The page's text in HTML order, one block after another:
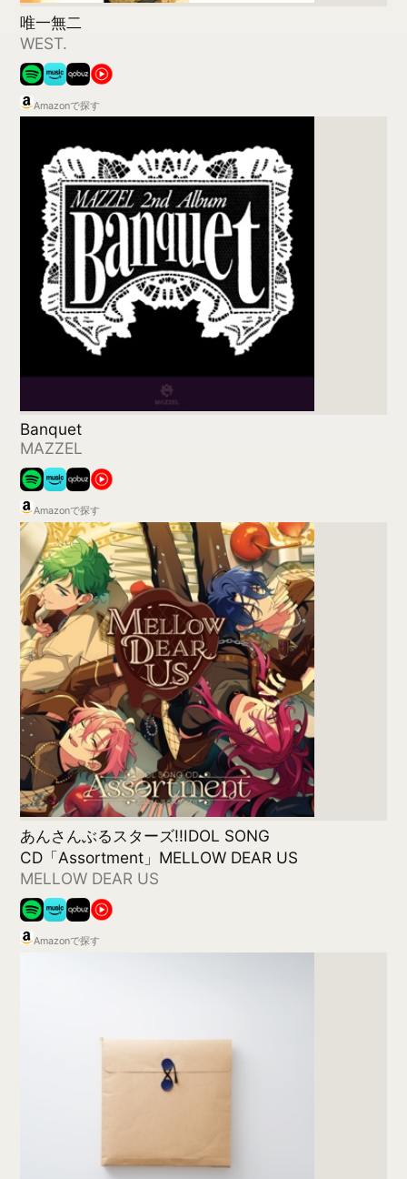
あんさんぶるスターズ!!IDOL SONG
CD「Assortment」MELLOW DEAR US
MELLOW DEAR US
Amazonで探す
二人称
ヨルシカ
Amazonで探す